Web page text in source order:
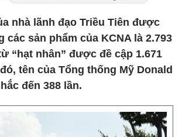
nhà lãnh đạo Triều Tiên được
các sản phẩm của KCNA là 2.793
“hạt nhân” được đề cập 1.671
tên của Tổng thống Mỹ Donald
đến 388 lần.